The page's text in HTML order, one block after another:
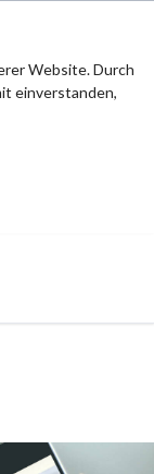
Website. Durch
einverstanden,